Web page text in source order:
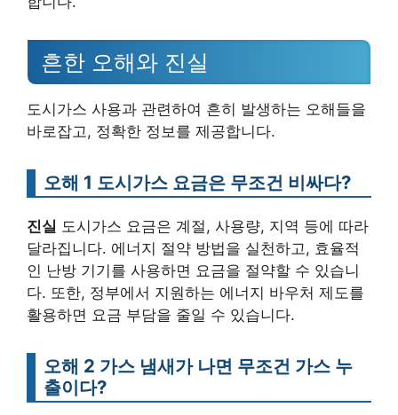
흔한 오해와 진실
도시가스 사용과 관련하여 흔히 발생하는 오해들을
바로잡고, 정확한 정보를 제공합니다.
오해 1 도시가스 요금은 무조건 비싸다?
진실 도시가스 요금은 계절, 사용량, 지역 등에 따라
달라집니다. 에너지 절약 방법을 실천하고, 효율적
인 난방 기기를 사용하면 요금을 절약할 수 있습니
다. 또한, 정부에서 지원하는 에너지 바우처 제도를
활용하면 요금 부담을 줄일 수 있습니다.
오해 2 가스 냄새가 나면 무조건 가스 누
출이다?